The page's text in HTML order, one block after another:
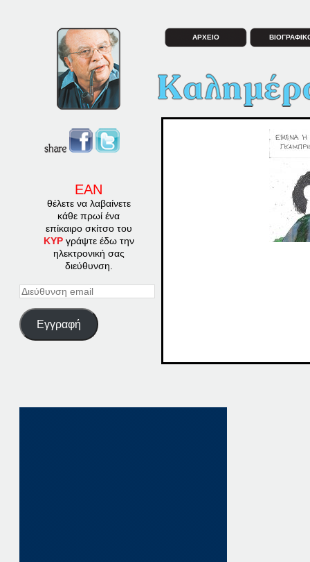
ΕΑΝ
θέλετε να λαβαίνετε
κάθε πρωί ένα
επίκαιρο σκίτσο του
ΚΥΡγράψτε έδω την
ηλεκτρονική σας
διεύθυνση.
Διεύθυνση
Εγγραφή
ΑΡΧΕΙΟ